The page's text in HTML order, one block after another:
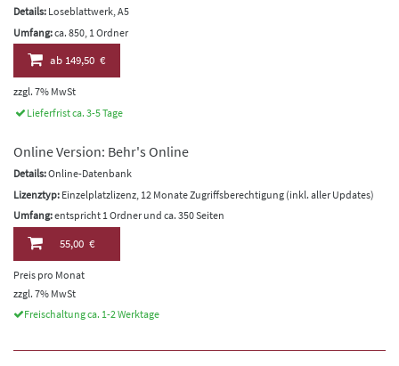
Details: Loseblattwerk, A5
Umfang:ca. 850, 1 Ordner
ab149,50 €
zzgl. 7% MwSt
Lieferfrist ca. 3-5 Tage
Online Version: Behr's Online
Details:Online-Datenbank
Lizenztyp: Einzelplatzlizenz, 12 Monate Zugriffsberechtigung (inkl. aller Updates)
Umfang:entspricht 1 Ordner und ca. 350 Seiten
55,00 €
Preis pro Monat
zzgl. 7% MwSt
Freischaltung ca. 1-2 Werktage